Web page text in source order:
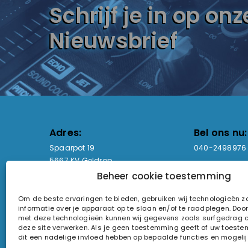
Beheer cookie toestemming
Om de beste ervaringen te bieden, gebruiken wij technologieën
informatie over je apparaat op te slaan en/of te raadplegen.
met deze technologieën kunnen wij gegevens zoals surfgedrag
deze site verwerken. Als je geen toestemming geeft of uw
dit een nadelige invloed hebben op bepaalde functies en
Schrijf je in op
Nieuwsbrief
Adres:
Spaarpot 19
5667 KV Geldrop
Bel ons nu:
040-2498976
sales@lightandsound.store
Ma - Vr:
Za: Enkel op
KvK-nummer: 60857196
Btw-nummer: NL854090368B01